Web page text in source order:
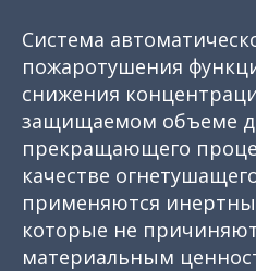
Система
пожаротушения
снижения
защищаемом объеме
прекращающего
качестве
применяются
которые не
материальным